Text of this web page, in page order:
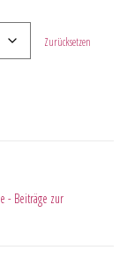
Zurücksetzen
- Beiträge zur